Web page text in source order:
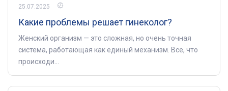
25.07.2025
Какие проблемы решает гинеколог?
Женский организм — это сложная, но очень точная
система, работающая как единый механизм. Все, что
происходи...